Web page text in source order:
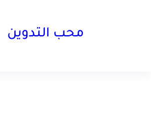
محب التدوين